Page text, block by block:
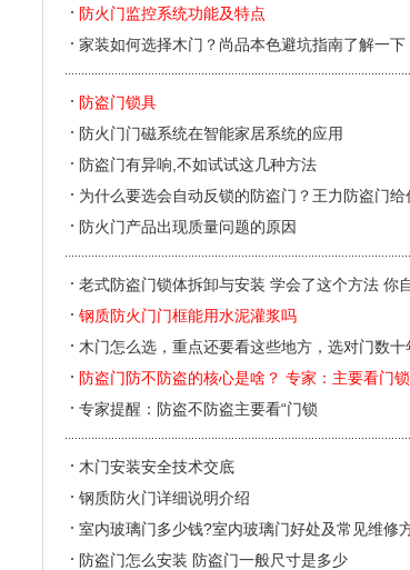
防火门监控系统功能及特点
家装如何选择木门？尚品本色避坑指南了解一下
防盗门锁具
防火门门磁系统在智能家居系统的应用
防盗门有异响,不如试试这几种方法
为什么要选会自动反锁的防盗门？王力防盗门给
防火门产品出现质量问题的原因
老式防盗门锁体拆卸与安装 学会了这个方法 你
钢质防火门门框能用水泥灌浆吗
木门怎么选，重点还要看这些地方，选对门数十
防盗门防不防盗的核心是啥？ 专家：主要看门锁
专家提醒：防盗不防盗主要看“门锁
木门安装安全技术交底
钢质防火门详细说明介绍
室内玻璃门多少钱?室内玻璃门好处及常见维修
防盗门怎么安装 防盗门一般尺寸是多少